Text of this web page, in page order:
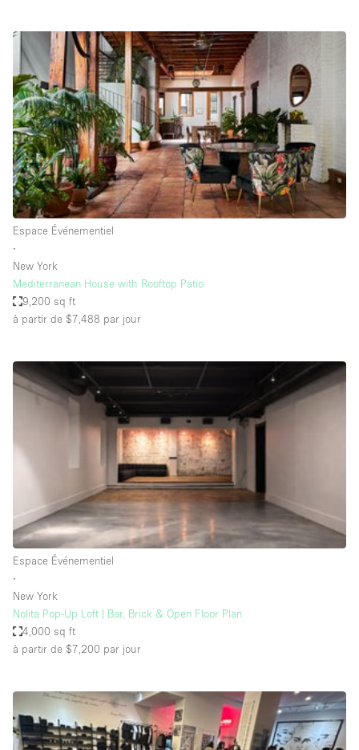
Animals Friendly
Ascenseur
Bar
Cabines d'essayage
Chauffage
Comptoir
Concierge
Cuisine
De plain-pied
Entrée Large
Espace Avec Vue
Espace Epuré / Minimaliste
Exposition Véhicules
Internet
Licence Alcool
Lumière du Jour
Mobilier
Parking Privé
Plusieurs Pièces
Portants
Presentoir Vitrine
Réserve
Salle de Bain
Espace Événementiel
∙
New York
Mediterranean House with Rooftop Patio
9,200 sq ft
à partir de $7,488 par jour
Espace Événementiel
∙
New York
Nolita Pop-Up Loft | Bar, Brick & Open Floor Plan
4,000 sq ft
à partir de $7,200 par jour